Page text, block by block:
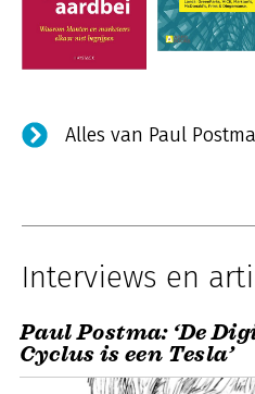
Alles van Paul Postma
Interviews en
Paul Postma: ‘De
Cyclus is een Tesla’